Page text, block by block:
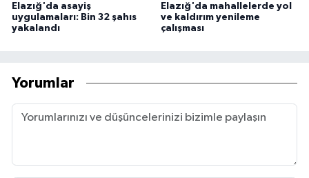
Elazığ'da asayiş
uygulamaları: Bin 32 şahıs
yakalandı
Elazığ'da mahallelerde yol
ve kaldırım yenileme
çalışması
Yorumlar